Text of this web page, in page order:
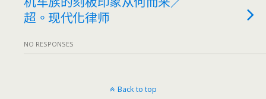
超。现代化律师
NO RESPONSES
Back to top